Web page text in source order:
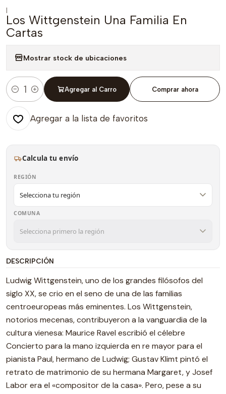
|
Los Wittgenstein Una Familia En
Cartas
Mostrar stock de ubicaciones
Cantidad
Agregar al Carro Comprar ahora
Agregar a la lista de favoritos
Calcula tu envío
REGIÓN
COMUNA
DESCRIPCIÓN
Ludwig Wittgenstein, uno de los grandes filósofos del
siglo XX, se crio en el seno de una de las familias
centroeuropeas más eminentes. Los Wittgenstein,
notorios mecenas, contribuyeron a la vanguardia de la
cultura vienesa: Maurice Ravel escribió el célebre
Concierto para la mano izquierda en re mayor para el
pianista Paul, hermano de Ludwig; Gustav Klimt pintó el
retrato de matrimonio de su hermana Margaret, y Josef
Labor era el «compositor de la casa». Pero, pese a su